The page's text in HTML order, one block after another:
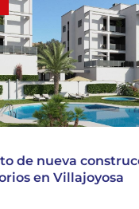
de nueva
en Villajoyosa